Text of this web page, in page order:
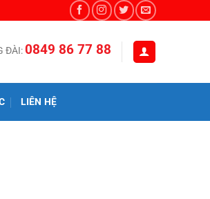
ĐÀI:0849 86 77 88
LIÊN HỆ